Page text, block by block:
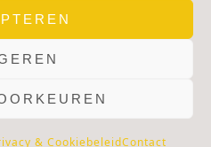
& CookiebeleidContact
PRIVACY & COOKIES.
AVG PROTOCOL.